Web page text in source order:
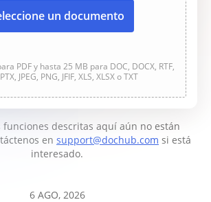
un documento
PDF y hasta 25 MB para DOC, DOCX, RTF,
JPEG, PNG, JFIF, XLS, XLSX o TXT
funciones descritas aquí aún no están
en support@dochub.com si está
interesado.
6 AGO, 2026